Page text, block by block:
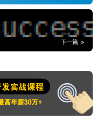
下一篇